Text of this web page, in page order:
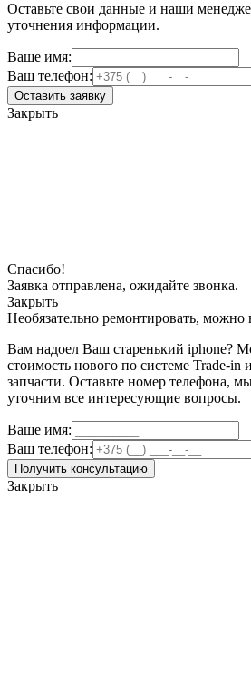
Оставьте свои данные и наши
уточнения информации.
Ваше имя:
Ваш телефон:
Оставить заявку
Закрыть
Спасибо!
Заявка отправлена, ожидайте звонка.
Закрыть
Необязательно ремонтировать,
Вам надоел Ваш старенький iphone?
стоимость нового по системе Trade-in
запчасти. Оставьте номер телефона,
уточним все интересующие вопросы.
Ваше имя:
Ваш телефон:
Получить консультацию
Закрыть